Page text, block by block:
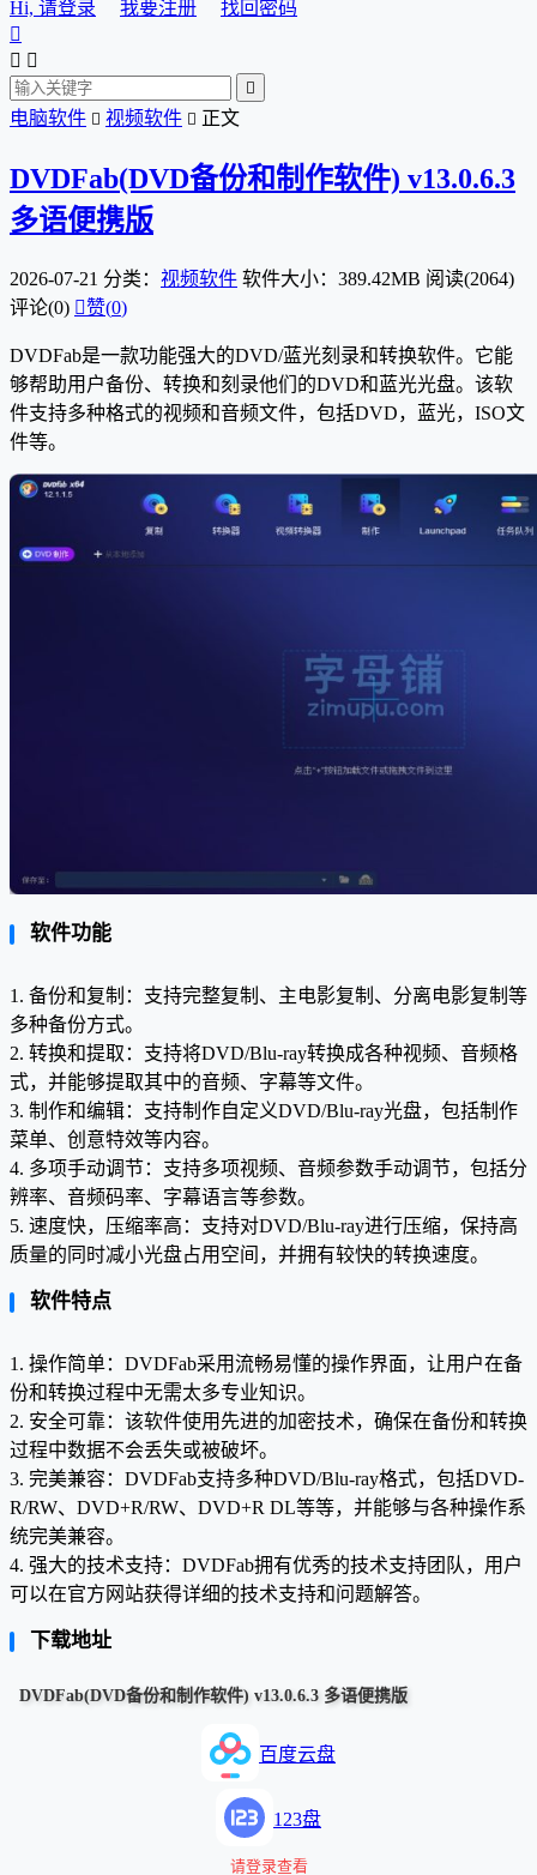
Hi, 请登录 我要注册
找回密码

 

电脑软件  视频软件  正文
DVDFab(DVD备份和制作软件) v13.0.6.3
多语便携版
2026-07-21 分类： 视频软件 软件大小：389.42MB 阅读(2064)
评论(0) 赞(0)
DVDFab是一款功能强大的DVD/蓝光刻录和转换软件。它能
够帮助用户备份、转换和刻录他们的DVD和蓝光光盘。该软
件支持多种格式的视频和音频文件，包括DVD，蓝光，ISO文
件等。
软件功能
1. 备份和复制：支持完整复制、主电影复制、分离电影复制等
多种备份方式。
2. 转换和提取：支持将DVD/Blu-ray转换成各种视频、音频格
式，并能够提取其中的音频、字幕等文件。
3. 制作和编辑：支持制作自定义DVD/Blu-ray光盘，包括制作
菜单、创意特效等内容。
4. 多项手动调节：支持多项视频、音频参数手动调节，包括分
辨率、音频码率、字幕语言等参数。
5. 速度快，压缩率高：支持对DVD/Blu-ray进行压缩，保持高
质量的同时减小光盘占用空间，并拥有较快的转换速度。
软件特点
1. 操作简单：DVDFab采用流畅易懂的操作界面，让用户在备
份和转换过程中无需太多专业知识。
2. 安全可靠：该软件使用先进的加密技术，确保在备份和转换
过程中数据不会丢失或被破坏。
3. 完美兼容：DVDFab支持多种DVD/Blu-ray格式，包括DVD-
R/RW、DVD+R/RW、DVD+R DL等等，并能够与各种操作系
统完美兼容。
4. 强大的技术支持：DVDFab拥有优秀的技术支持团队，用户
可以在官方网站获得详细的技术支持和问题解答。
下载地址
DVDFab(DVD备份和制作软件) v13.0.6.3 多语便携版
百度云盘
123盘
请登录查看